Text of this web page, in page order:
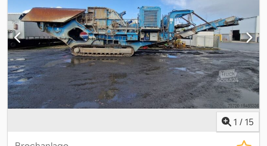
Kabine, Preis auf Anfrage (Mobile), Traktionskontrolle, Video
Aufbautyp: Terex Fuchs MHL 320 2007 19330 St. Dwedpsym
Dygefx Anmoa Irrtümer vorbehalten.
1 / 15